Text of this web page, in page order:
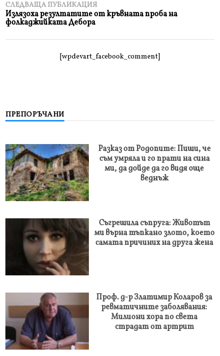
СЛЕДВАЩА ПУБЛИКАЦИЯ
Излязоха резултатите от кръвната проба на
фолкаджийката Дебора
[wpdevart_facebook_comment]
ПРЕПОРЪЧАНИ
Разказ от Родопите: Пиши, че
съм умряла и го прати на сина
ми, да дойде да го видя още
веднъж
Съгрешила съпруга: Животът
ми върна тъпкано злото, което
самата причиних на друга жена
Проф. д-р Златимир Коларов за
ревматичните заболявания:
Милиони хора по света
страдат от артрит